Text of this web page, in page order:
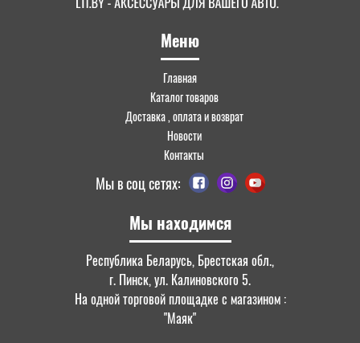
Мы находимся
Республика Беларусь, Брестская обл.,
г. Пинск, ул. Калиновского 5.
На одной торговой площадке с магазином :
"Маяк"
Меню
Главная
Каталог товаров
Доставка , оплата и возврат
Новости
Контакты
Мы в соц сетях: